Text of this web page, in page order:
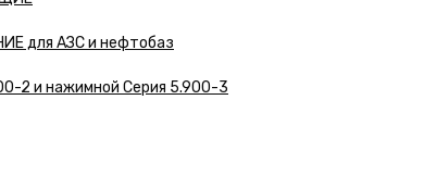
для АЗС и нефтобаз
2 и нажимной Серия 5.900-3